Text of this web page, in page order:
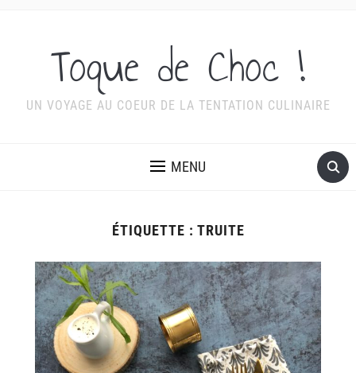
Toque de Choc !
UN VOYAGE AU COEUR DE LA TENTATION CULINAIRE
MENU
ÉTIQUETTE : TRUITE